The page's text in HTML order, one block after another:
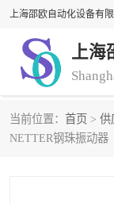
上海
当前位置： 首页 > 供
NETTER钢珠振动器
warner离合器